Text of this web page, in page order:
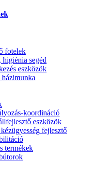
fotelek
segéd
eszközök
koordináció
eszközök
fejlesztő
termékek